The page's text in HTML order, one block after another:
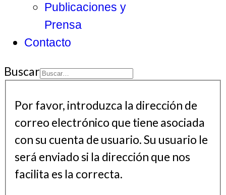
Publicaciones y
Prensa
Contacto
Buscar
characters for
results.
Por favor, introduzca la dirección de
correo electrónico que tiene asociada
con su cuenta de usuario. Su usuario le
será enviado si la dirección que nos
facilita es la correcta.